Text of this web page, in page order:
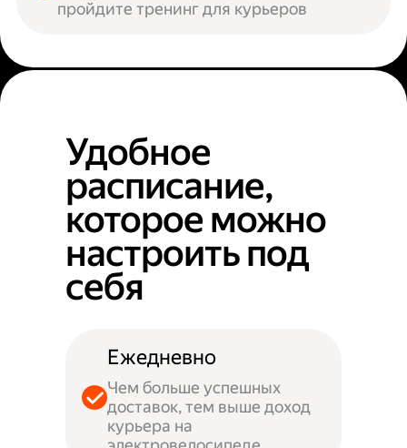
пройдите тренинг для курьеров
Удобное
расписание,
которое можно
настроить под
себя
Ежедневно
Чем больше успешных
доставок, тем выше доход
курьера на